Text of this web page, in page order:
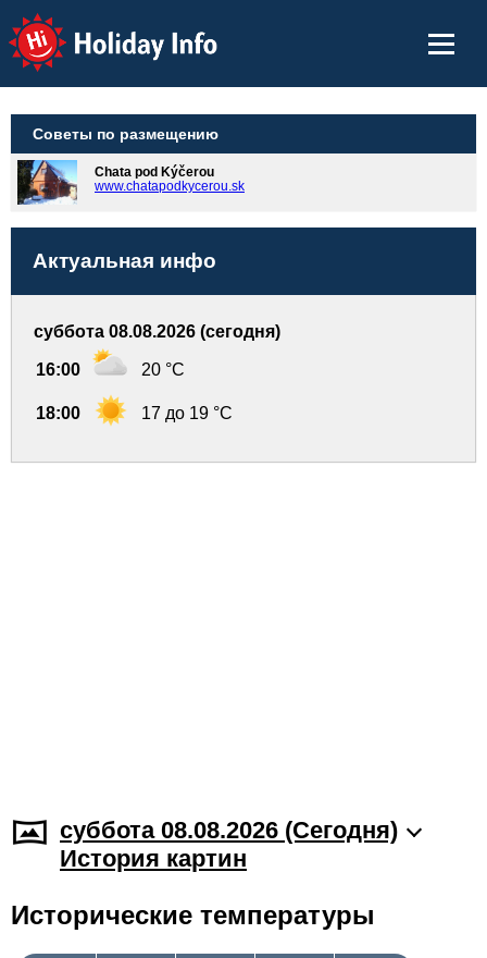
Holiday Info
Советы по размещению
Chata pod Kýčerou
www.chatapodkycerou.sk
Актуальная инфо
суббота 08.08.2026 (сегодня)
16:00 20 °C
18:00 17 до 19 °C
суббота 08.08.2026 (Cегодня)
История картин
Исторические температуры